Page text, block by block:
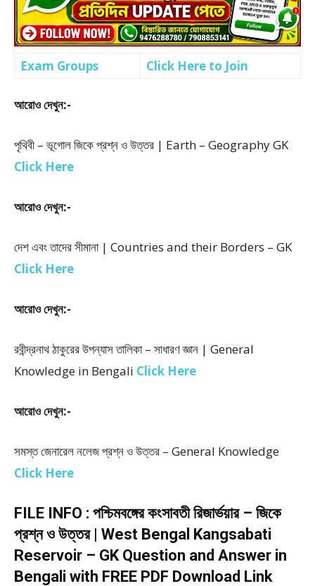
Exam Groups Click Here to Join
আরোও দেখুন:-
পৃথিবী – ভূগোল জিকে প্রশ্ন ও উত্তর | Earth – Geography GK
Click Here
আরোও দেখুন:-
দেশ এবং তাদের সীমানা | Countries and their Borders – GK
Click Here
আরোও দেখুন:-
রবীন্দ্রনাথ ঠাকুরের উপন্যাস তালিকা – সাধারণ জ্ঞান | General
Knowledge in Bengali Click Here
আরোও দেখুন:-
সমস্ত জেনারেল নলেজ প্রশ্ন ও উত্তর – General Knowledge
Click Here
FILE INFO : পশ্চিমবঙ্গের কংসাবতী রিজার্ভয়ার – জিকে
প্রশ্ন ও উত্তর | West Bengal Kangsabati
Reservoir – GK Question and Answer in
Bengali with FREE PDF Download Link